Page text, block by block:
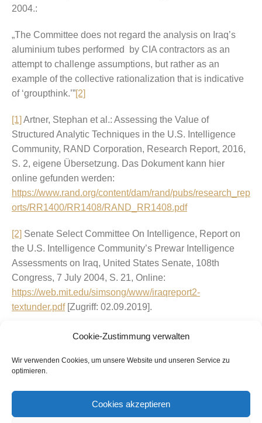
Cookie-Zustimmung verwalten
Wir verwenden Cookies, um unsere Website und unseren Service zu
optimieren.
Cookies akzeptieren
2004.:
„The Committee does not regard the analysis on Iraq’s
aluminium tubes performed by CIA contractors as an
attempt to challenge assumptions, but rather as an
example of the collective rationalization that is indicative
of ‘groupthink.’”[2]
[1] Artner, Stephan et al.: Assessing the Value of
Structured Analytic Techniques in the U.S. Intelligence
Community, RAND Corporation, Research Report, 2016,
S. 2, eigene Übersetzung. Das Dokument kann hier
online gefunden werden:
https://www.rand.org/content/dam/rand/pubs/research_rep
orts/RR1400/RR1408/RAND_RR1408.pdf
[2] Senate Select Committee On Intelligence, Report on
the U.S. Intelligence Community’s Prewar Intelligence
Assessments on Iraq, United States Senate, 108th
Congress, 7 July 2004, S. 21, Online:
https://web.mit.edu/simsong/www/iraqreport2-
textunder.pdf[Zugriff: 02.09.2019].
teilen